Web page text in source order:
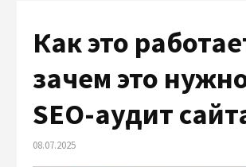
Как это
зачем это
SEO-аудит
08.07.2025